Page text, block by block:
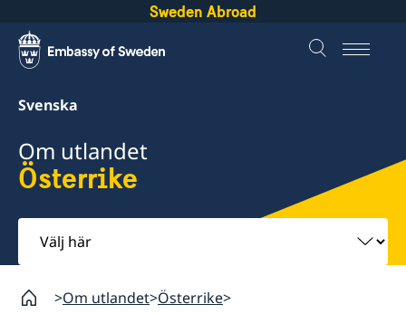
Sweden Abroad
Svenska
Om utlandet
Österrike
Välj
här
Om utlandet Österrike